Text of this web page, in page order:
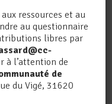
ressources et au
au questionnaire
libres par
à l’attention de
de
du Vigé, 31620